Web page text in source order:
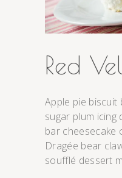
Red
Apple pie
sugar plum
bar cheesecake
Dragée bear
soufflé dessert